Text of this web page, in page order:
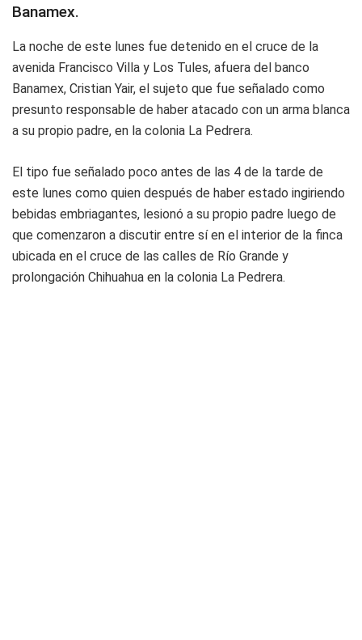
Banamex.
La noche de este lunes fue detenido en el cruce de la
avenida Francisco Villa y Los Tules, afuera del banco
Banamex, Cristian Yair, el sujeto que fue señalado como
presunto responsable de haber atacado con un arma blanca
a su propio padre, en la colonia La Pedrera.
El tipo fue señalado poco antes de las 4 de la tarde de
este lunes como quien después de haber estado ingiriendo
bebidas embriagantes, lesionó a su propio padre luego de
que comenzaron a discutir entre sí en el interior de la finca
ubicada en el cruce de las calles de Río Grande y
prolongación Chihuahua en la colonia La Pedrera.